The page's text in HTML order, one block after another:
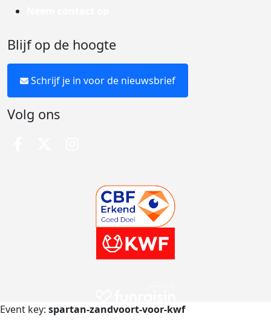
Blijf op de hoogte
Schrijf je in voor de nieuwsbrief
Volg ons
Event key: spartan-zandvoort-voor-kwf